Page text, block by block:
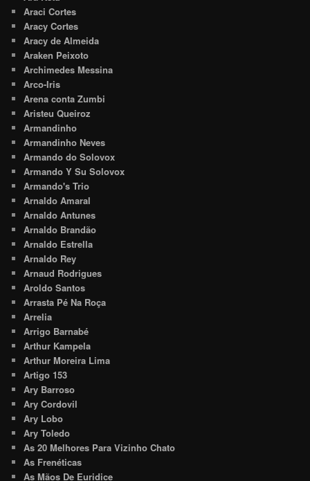
Araci Cortes
Aracy Cortes
Aracy de Almeida
Araken Peixoto
Archimedes Messina
Arco-Iris
Arena conta Zumbi
Aristeu Queiroz
Armandinho
Armandinho Neves
Armando do Solovox
Armando Y Su Solovox
Armando's Trio
Arnaldo Amaral
Arnaldo Antunes
Arnaldo Brandão
Arnaldo Estrella
Arnaldo Rey
Arnaud Rodrigues
Aroldo Santos
Arrasta Pé Na Roça
Arrelia
Arrigo Barnabé
Arthur Kampela
Arthur Moreira Lima
Artigo 153
Ary Barroso
Ary Cordovil
Ary Lobo
Ary Toledo
As 20 Melhores Para Vizinho Chato
As Frenéticas
As Mãos De Euridice